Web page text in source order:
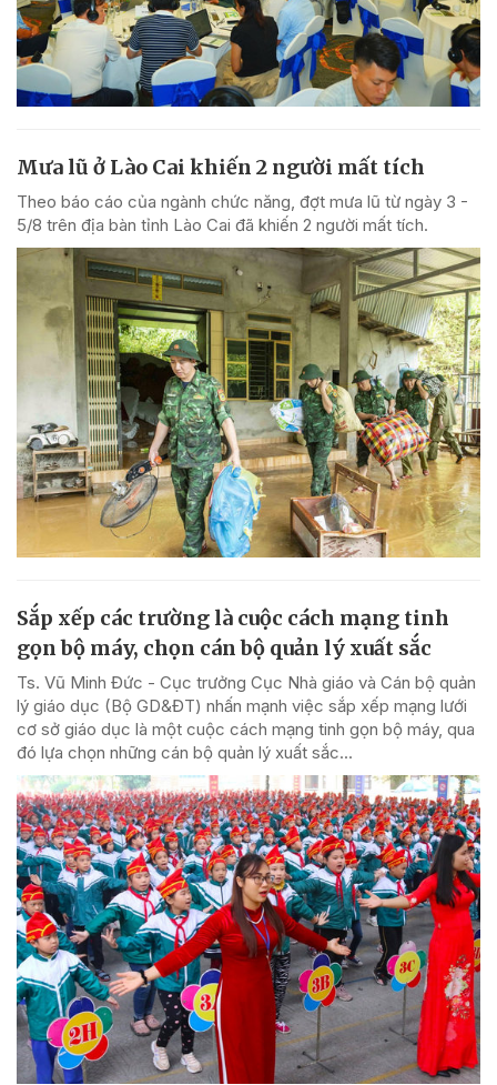
Mưa lũ ở Lào Cai khiến 2 người mất tích
Theo báo cáo của ngành chức năng, đợt mưa lũ từ ngày 3 -
5/8 trên địa bàn tỉnh Lào Cai đã khiến 2 người mất tích.
Sắp xếp các trường là cuộc cách mạng tinh
gọn bộ máy, chọn cán bộ quản lý xuất sắc
Ts. Vũ Minh Đức - Cục trưởng Cục Nhà giáo và Cán bộ quản
lý giáo dục (Bộ GD&ĐT) nhấn mạnh việc sắp xếp mạng lưới
cơ sở giáo dục là một cuộc cách mạng tinh gọn bộ máy, qua
đó lựa chọn những cán bộ quản lý xuất sắc...